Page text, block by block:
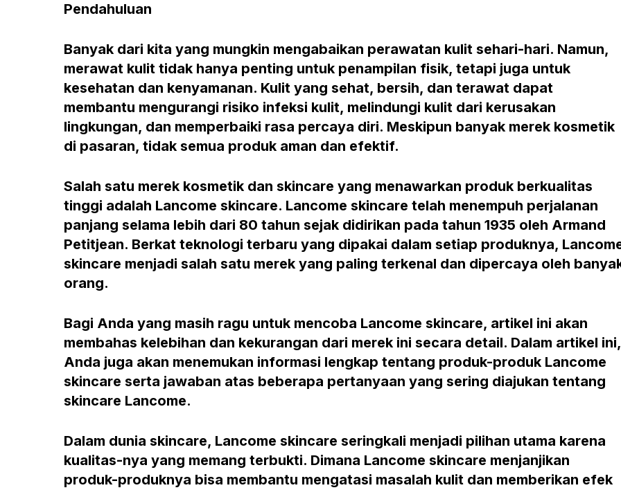
Pendahuluan
Banyak dari kita yang mungkin mengabaikan perawatan kulit sehari-hari. Namun,
merawat kulit tidak hanya penting untuk penampilan fisik, tetapi juga untuk
kesehatan dan kenyamanan. Kulit yang sehat, bersih, dan terawat dapat
membantu mengurangi risiko infeksi kulit, melindungi kulit dari kerusakan
lingkungan, dan memperbaiki rasa percaya diri. Meskipun banyak merek kosmetik
di pasaran, tidak semua produk aman dan efektif.
Salah satu merek kosmetik dan skincare yang menawarkan produk berkualitas
tinggi adalah Lancome skincare. Lancome skincare telah menempuh perjalanan
panjang selama lebih dari 80 tahun sejak didirikan pada tahun 1935 oleh Armand
Petitjean. Berkat teknologi terbaru yang dipakai dalam setiap produknya,
skincare menjadi salah satu merek yang paling terkenal dan dipercaya oleh
orang.
Bagi Anda yang masih ragu untuk mencoba Lancome skincare, artikel ini akan
membahas kelebihan dan kekurangan dari merek ini secara detail. Dalam artikel ini,
Anda juga akan menemukan informasi lengkap tentang produk-produk Lancome
skincare serta jawaban atas beberapa pertanyaan yang sering diajukan tentang
skincare Lancome.
Dalam dunia skincare, Lancome skincare seringkali menjadi pilihan utama karena
kualitas-nya yang memang terbukti. Dimana Lancome skincare menjanjikan
produk-produknya bisa membantu mengatasi masalah kulit dan memberikan efek